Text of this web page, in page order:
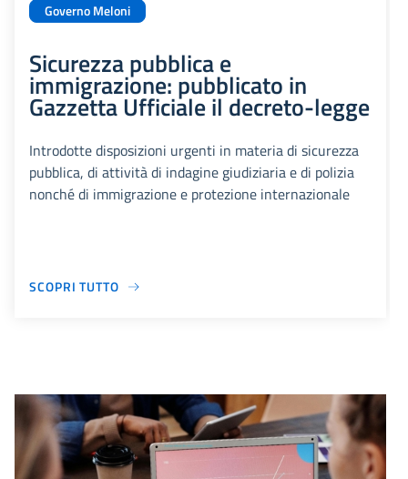
Governo Meloni
Sicurezza pubblica e
immigrazione: pubblicato in
Gazzetta Ufficiale il decreto-legge
Introdotte disposizioni urgenti in materia di sicurezza
pubblica, di attività di indagine giudiziaria e di polizia
nonché di immigrazione e protezione internazionale
SCOPRI TUTTO